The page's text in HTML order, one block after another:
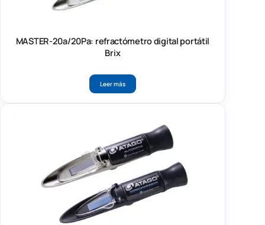
MASTER-20a/20Pa: refractómetro digital portátil
Brix
Leer más